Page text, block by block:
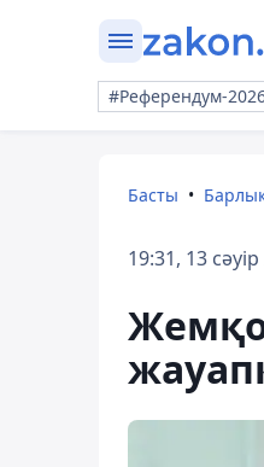
#Референдум-
Басты
19:31, 13